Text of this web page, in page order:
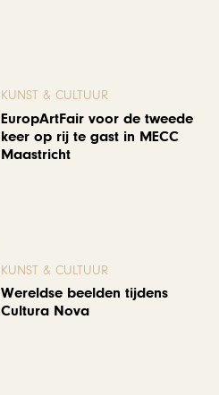
KUNST & CULTUUR
EuropArtFair voor de tweede
keer op rij te gast in MECC
Maastricht
KUNST & CULTUUR
Wereldse beelden tijdens
Cultura Nova